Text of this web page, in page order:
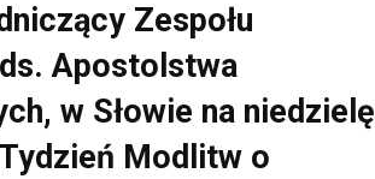
Zespołu
Apostolstwa
w Słowie na niedzielę
Modlitw o